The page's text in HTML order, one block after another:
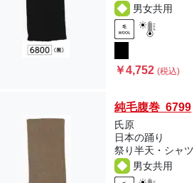
男女共用
￥4,752(税込)
純毛腹巻 6799
氏原
日本の踊り
祭り半天・シャツ
男女共用